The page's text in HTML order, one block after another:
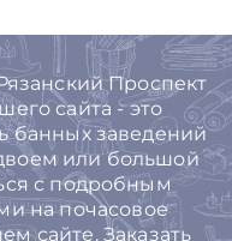
Проспект
сайта - это
банных заведений
или большой
с подробным
на почасовое
сайте. Заказать